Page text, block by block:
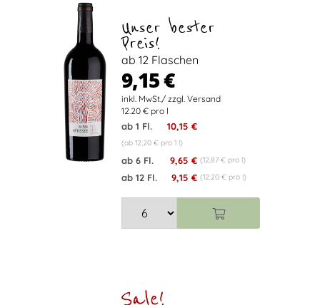
Unser bester
Preis!
ab 12 Flaschen
9,15 €
12.20 € pro l
ab 1 Fl. 10,15 €
(ab 12,20 € pro 1 l)
ab 6 Fl. 9,65 € (12,87 € pro l)
ab 12 Fl. 9,15 € (12,20 € pro l)